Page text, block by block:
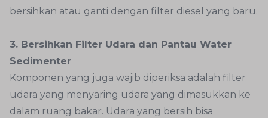
bersihkan atau ganti dengan filter diesel yang baru.
3. Bersihkan Filter Udara dan Pantau Water
Sedimenter
Komponen yang juga wajib diperiksa adalah filter
udara yang menyaring udara yang dimasukkan ke
dalam ruang bakar. Udara yang bersih bisa